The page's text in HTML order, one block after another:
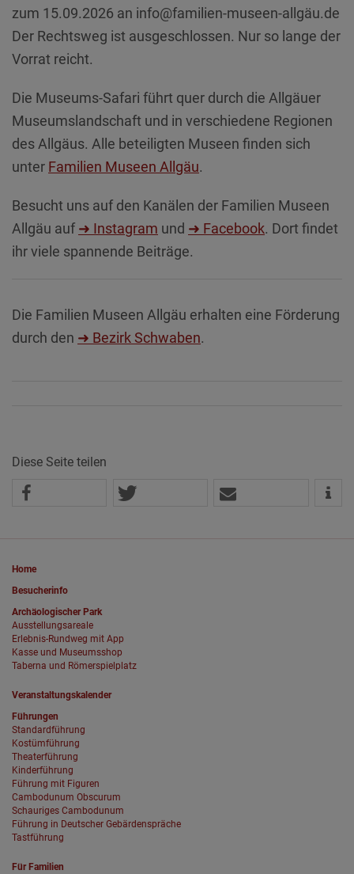
zum 15.09.2026 an info@familien-museen-allgäu.de
Der Rechtsweg ist ausgeschlossen. Nur so lange der
Vorrat reicht.
Die Museums-Safari führt quer durch die Allgäuer
Museumslandschaft und in verschiedene Regionen
des Allgäus. Alle beteiligten Museen finden sich
unter Familien Museen Allgäu.
Besucht uns auf den Kanälen der Familien Museen
Allgäu auf ➜ Instagram und ➜ Facebook. Dort findet
ihr viele spannende Beiträge.
Die Familien Museen Allgäu erhalten eine Förderung
durch den ➜ Bezirk Schwaben.
Diese Seite teilen
Home
Besucherinfo
Archäologischer Park
Ausstellungsareale
Erlebnis-Rundweg mit App
Kasse und Museumsshop
Taberna und Römerspielplatz
Veranstaltungskalender
Führungen
Standardführung
Kostümführung
Theaterführung
Kinderführung
Führung mit Figuren
Cambodunum Obscurum
Schauriges Cambodunum
Führung in Deutscher Gebärdenspräche
Tastführung
Für Familien